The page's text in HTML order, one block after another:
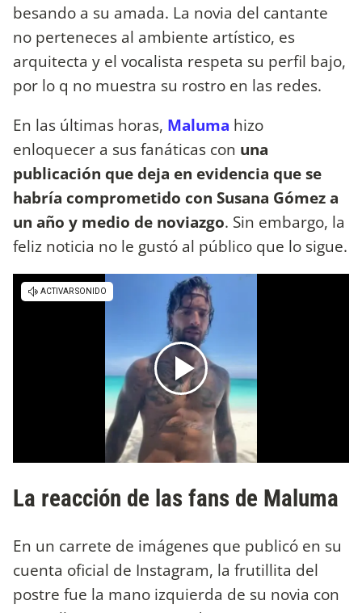
besando a su amada. La novia del cantante
no perteneces al ambiente artístico, es
arquitecta y el vocalista respeta su perfil bajo,
por lo q no muestra su rostro en las redes.
En las últimas horas, Maluma hizo
enloquecer a sus fanáticas con una
publicación que deja en evidencia que se
habría comprometido con Susana Gómez a
un año y medio de noviazgo. Sin embargo, la
feliz noticia no le gustó al público que lo sigue.
La reacción de las fans de Maluma
En un carrete de imágenes que publicó en su
cuenta oficial de Instagram, la frutillita del
postre fue la mano izquierda de su novia con